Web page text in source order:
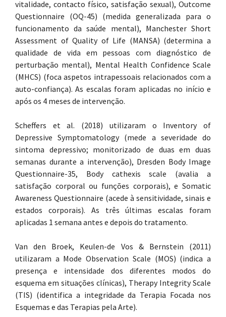
vitalidade, contacto físico, satisfação sexual), Outcome
Questionnaire (OQ-45) (medida generalizada para o
funcionamento da saúde mental), Manchester Short
Assessment of Quality of Life (MANSA) (determina a
qualidade de vida em pessoas com diagnóstico de
perturbação mental), Mental Health Confidence Scale
(MHCS) (foca aspetos intrapessoais relacionados com a
auto-confiança). As escalas foram aplicadas no início e
após os 4 meses de intervenção.
Scheffers et al. (2018) utilizaram o Inventory of
Depressive Symptomatology (mede a severidade do
sintoma depressivo; monitorizado de duas em duas
semanas durante a intervenção), Dresden Body Image
Questionnaire-35, Body cathexis scale (avalia a
satisfação corporal ou funções corporais), e Somatic
Awareness Questionnaire (acede à sensitividade, sinais e
estados corporais). As três últimas escalas foram
aplicadas 1 semana antes e depois do tratamento.
Van den Broek, Keulen-de Vos & Bernstein (2011)
utilizaram a Mode Observation Scale (MOS) (indica a
presença e intensidade dos diferentes modos do
esquema em situações clínicas), Therapy Integrity Scale
(TIS) (identifica a integridade da Terapia Focada nos
Esquemas e das Terapias pela Arte).